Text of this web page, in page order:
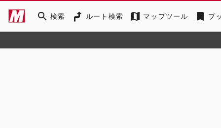
search 検索 ルート検索 map マップツール bookmark ブ